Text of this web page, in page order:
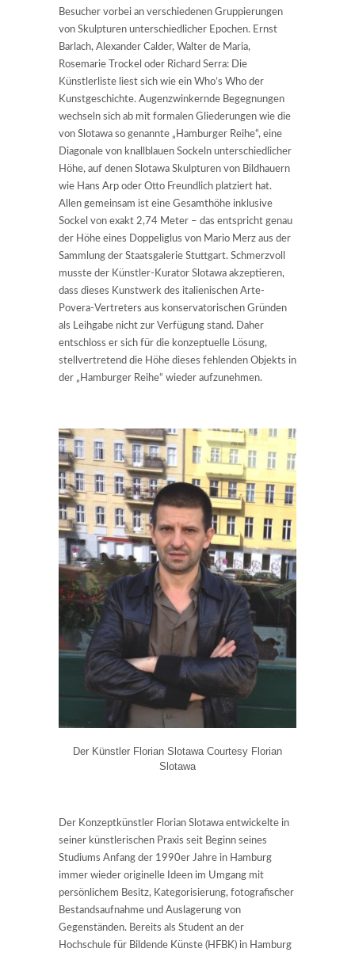
Besucher vorbei an verschiedenen Gruppierungen
von Skulpturen unterschiedlicher Epochen. Ernst
Barlach, Alexander Calder, Walter de Maria,
Rosemarie Trockel oder Richard Serra: Die
Künstlerliste liest sich wie ein Who’s Who der
Kunstgeschichte. Augenzwinkernde Begegnungen
wechseln sich ab mit formalen Gliederungen wie die
von Slotawa so genannte „Hamburger Reihe“, eine
Diagonale von knallblauen Sockeln unterschiedlicher
Höhe, auf denen Slotawa Skulpturen von Bildhauern
wie Hans Arp oder Otto Freundlich platziert hat.
Allen gemeinsam ist eine Gesamthöhe inklusive
Sockel von exakt 2,74 Meter – das entspricht genau
der Höhe eines Doppeliglus von Mario Merz aus der
Sammlung der Staatsgalerie Stuttgart. Schmerzvoll
musste der Künstler-Kurator Slotawa akzeptieren,
dass dieses Kunstwerk des italienischen Arte-
Povera-Vertreters aus konservatorischen Gründen
als Leihgabe nicht zur Verfügung stand. Daher
entschloss er sich für die konzeptuelle Lösung,
stellvertretend die Höhe dieses fehlenden Objekts in
der „Hamburger Reihe“ wieder aufzunehmen.
Der Künstler Florian Slotawa Courtesy Florian
Slotawa
Der Konzeptkünstler Florian Slotawa entwickelte in
seiner künstlerischen Praxis seit Beginn seines
Studiums Anfang der 1990er Jahre in Hamburg
immer wieder originelle Ideen im Umgang mit
persönlichem Besitz, Kategorisierung, fotografischer
Bestandsaufnahme und Auslagerung von
Gegenständen. Bereits als Student an der
Hochschule für Bildende Künste (HFBK) in Hamburg